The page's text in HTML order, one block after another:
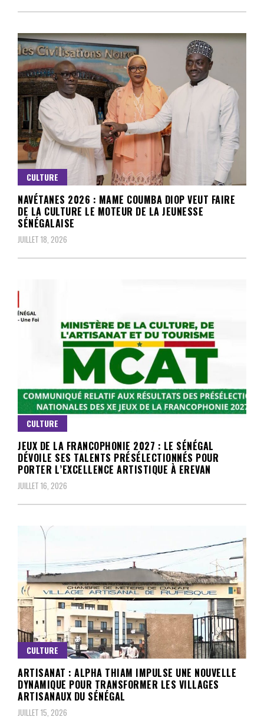
CULTURE
NAVÉTANES 2026 : MAME COUMBA DIOP VEUT FAIRE
DE LA CULTURE LE MOTEUR DE LA JEUNESSE
SÉNÉGALAISE
JUILLET 18, 2026
CULTURE
JEUX DE LA FRANCOPHONIE 2027 : LE SÉNÉGAL
DÉVOILE SES TALENTS PRÉSÉLECTIONNÉS POUR
PORTER L’EXCELLENCE ARTISTIQUE À EREVAN
JUILLET 16, 2026
CULTURE
ARTISANAT : ALPHA THIAM IMPULSE UNE NOUVELLE
DYNAMIQUE POUR TRANSFORMER LES VILLAGES
ARTISANAUX DU SÉNÉGAL
JUILLET 15, 2026